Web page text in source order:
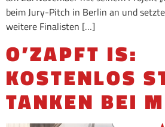
beim Jury-Pitch in Berlin an und
weitere Finalisten […]
O’ZAPFT IS:
KOSTENLOS
TANKEN BEI